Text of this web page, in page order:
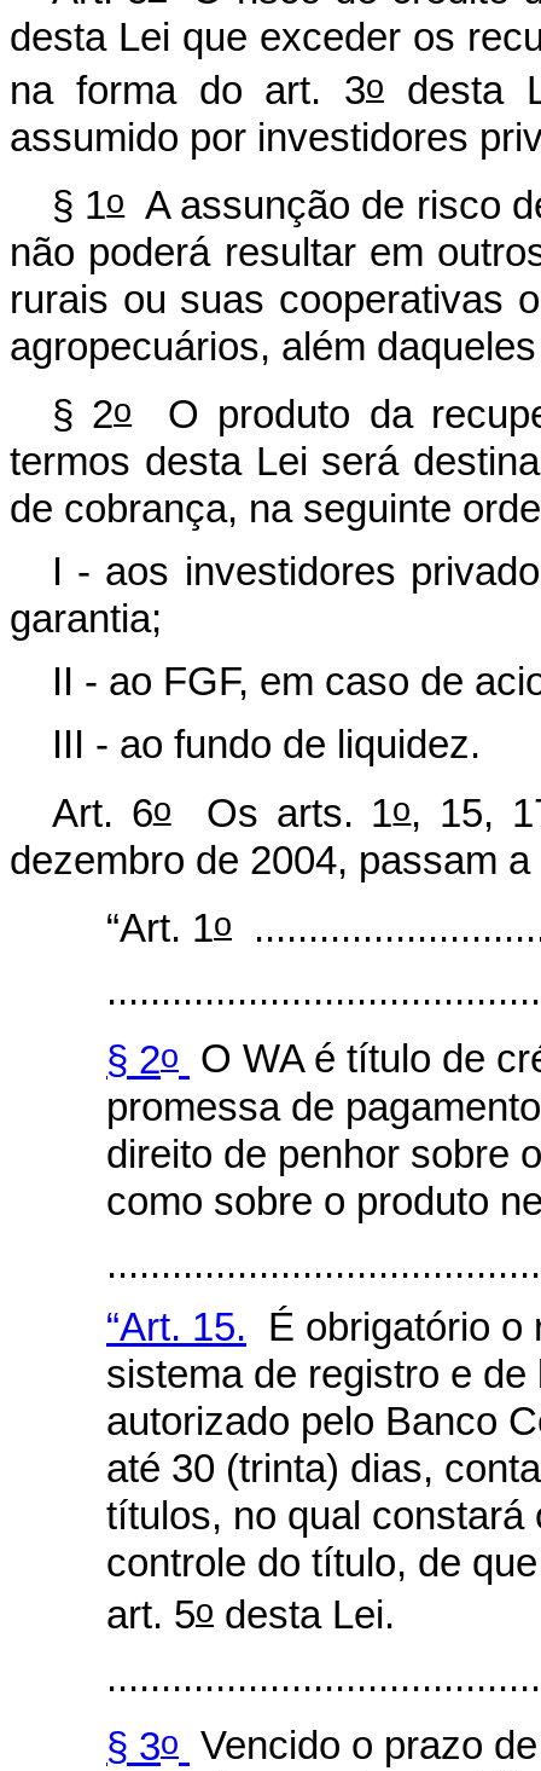
desta Lei que exceder os
na forma do art. 3o
desta
assumido por investidores
§ 1oA assunção de risco
não poderá resultar em
rurais ou suas cooperativas
agropecuários, além
§ 2oO produto da
termos desta Lei será
de cobrança, na seguinte
I - aos investidores
garantia;
II - ao FGF, em caso de
III - ao fundo de liquidez.
Art. 6oOs arts. 1o, 15,
dezembro de 2004, passam
“Art. 1o
§ 2o
O WA é título de
promessa de
direito de penhor sobre
como sobre o produto
“Art. 15. É obrigatório o
sistema de registro e
autorizado pelo Banco
até 30 (trinta) dias,
títulos, no qual
controle do título, de
art. 5o desta Lei.
§ 3o
Vencido o prazo